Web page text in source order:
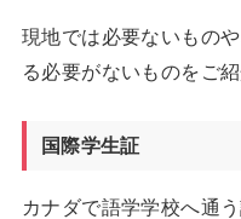
現地では必要ないもの
る必要がないものをご紹
国際学生証
カナダで語学学校へ通